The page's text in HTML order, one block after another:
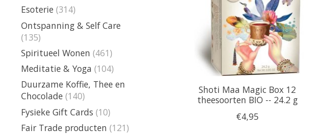
Esoterie (314)
Ontspanning & Self Care
(135)
Spiritueel Wonen (461)
Meditatie & Yoga (104)
Duurzame Koffie, Thee en
Chocolade (140)
Fysieke Gift Cards (10)
Fair Trade producten (121)
Shoti Maa Magic Box 12
theesoorten BIO -- 24.2 g
€4,95